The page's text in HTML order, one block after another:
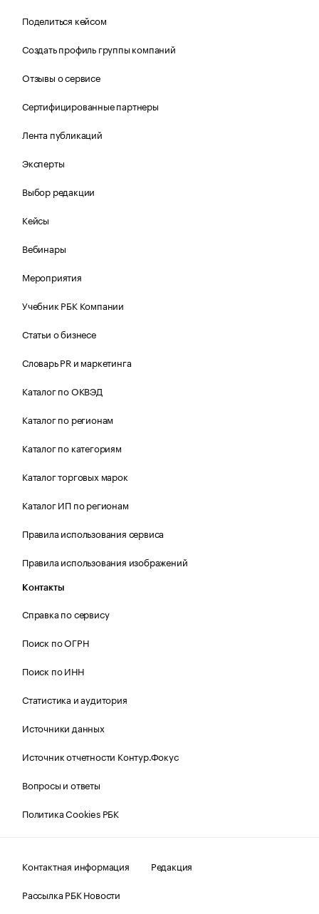
Поделиться кейсом
Создать профиль группы компаний
Отзывы о сервисе
Сертифицированные партнеры
Лента публикаций
Эксперты
Выбор редакции
Кейсы
Вебинары
Мероприятия
Учебник РБК Компании
Статьи о бизнесе
Словарь PR и маркетинга
Каталог по ОКВЭД
Каталог по регионам
Каталог по категориям
Каталог торговых марок
Каталог ИП по регионам
Правила использования сервиса
Правила использования изображений
Контакты
Справка по сервису
Поиск по ОГРН
Поиск по ИНН
Статистика и аудитория
Источники данных
Источник отчетности Контур.Фокус
Вопросы и ответы
Политика Cookies РБК
Контактная информация
Редакция
Рассылка РБК Новости